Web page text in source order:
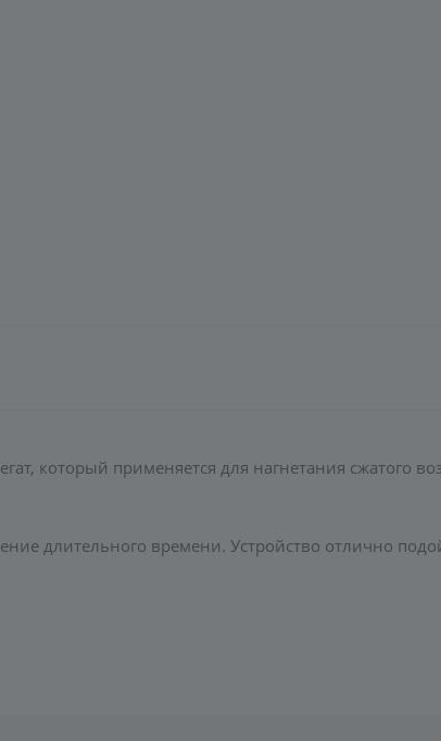
который применяется для нагнетания сжатого
длительного времени. Устройство отлично